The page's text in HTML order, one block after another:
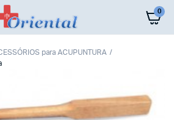
0
para ACUPUNTURA